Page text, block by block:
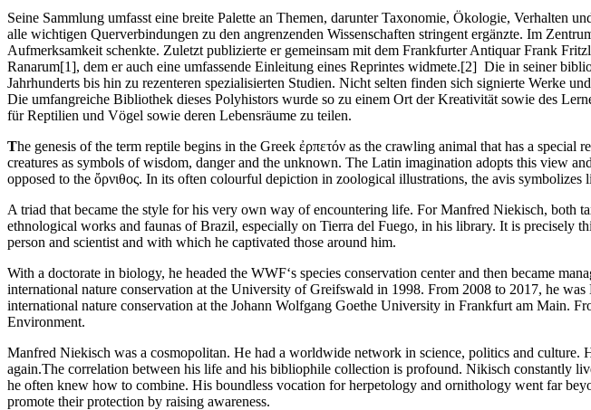
Seine Sammlung umfasst eine breite Palette an Themen, darunter Taxonomie, Ökologie,
alle wichtigen Querverbindungen zu den angrenzenden Wissenschaften stringent ergänzte. Im
Aufmerksamkeit schenkte. Zuletzt publizierte er gemeinsam mit dem Frankfurter Antiquar Frank
Ranarum[1], dem er auch eine umfassende Einleitung eines Reprintes widmete.[2] Die in seiner
Jahrhunderts bis hin zu rezenteren spezialisierten Studien. Nicht selten finden sich signierte Werke
Die umfangreiche Bibliothek dieses Polyhistors wurde so zu einem Ort der Kreativität sowie des
für Reptilien und Vögel sowie deren Lebensräume zu teilen.
The genesis of the term reptile begins in the Greek ἐρπετόν as the crawling animal that has a
creatures as symbols of wisdom, danger and the unknown. The Latin imagination adopts this view
opposed to the ὄρνιθος. In its often colourful depiction in zoological illustrations, the avis symbolizes
A triad that became the style for his very own way of encountering life. For Manfred Niekisch, both
ethnological works and faunas of Brazil, especially on Tierra del Fuego, in his library. It is precisely
person and scientist and with which he captivated those around him.
With a doctorate in biology, he headed the WWF‘s species conservation center and then became
international nature conservation at the University of Greifswald in 1998. From 2008 to 2017, he
international nature conservation at the Johann Wolfgang Goethe University in Frankfurt am Main.
Environment.
Manfred Niekisch was a cosmopolitan. He had a worldwide network in science, politics and
again.The correlation between his life and his bibliophile collection is profound. Nikisch constantly
he often knew how to combine. His boundless vocation for herpetology and ornithology went far
promote their protection by raising awareness.